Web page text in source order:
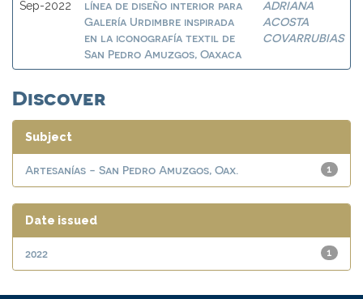
Sep-2022
línea de diseño interior para
Galería Urdimbre inspirada
en la iconografía textil de
San Pedro Amuzgos, Oaxaca
ADRIANA
ACOSTA
COVARRUBIAS
Discover
Subject
1
Artesanías - San Pedro Amuzgos, Oax.
Date issued
1
2022